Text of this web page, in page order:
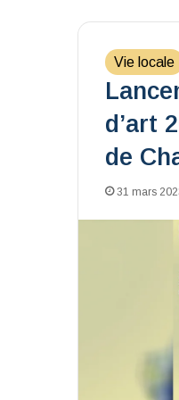
Vie locale
d’art
de
31 mars